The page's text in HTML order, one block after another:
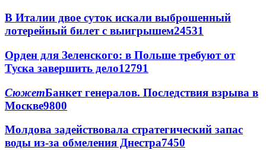
В Италии двое суток искали выброшенный
лотерейный билет с выигрышем24531
Орден для Зеленского: в Польше требуют от
Туска завершить дело12791
СюжетБанкет генералов. Последствия взрыва в
Москве9800
Молдова задействовала стратегический запас
воды из-за обмеления Днестра7450